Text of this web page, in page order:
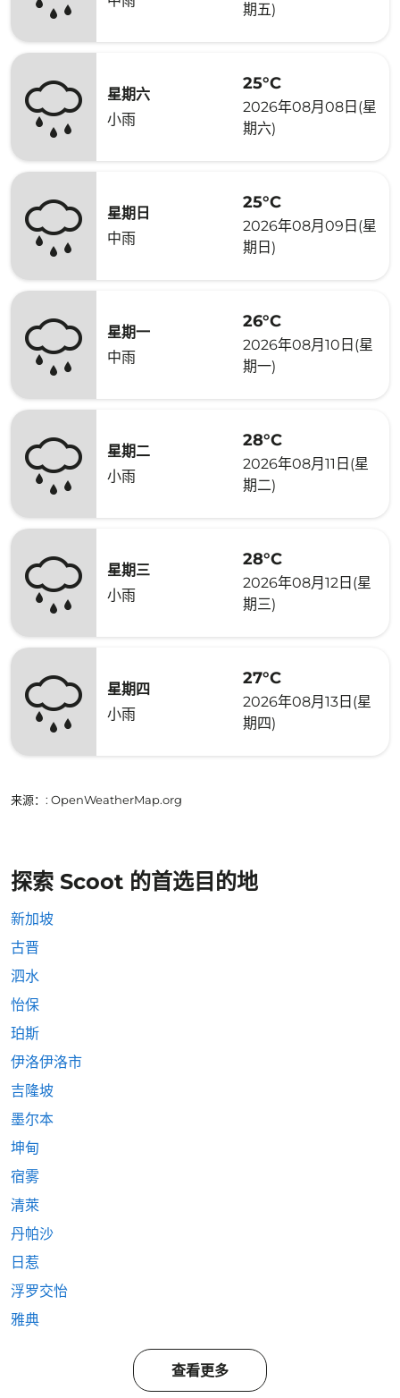
期五)
星期六
小雨
25°C
2026年08月08日(星
期六)
星期日
中雨
25°C
2026年08月09日(星
期日)
星期一
中雨
26°C
2026年08月10日(星
期一)
星期二
小雨
28°C
2026年08月11日(星
期二)
星期三
小雨
28°C
2026年08月12日(星
期三)
星期四
小雨
27°C
2026年08月13日(星
期四)
来源： : OpenWeatherMap.org
探索 Scoot 的首选目的地
新加坡
古晋
泗水
怡保
珀斯
伊洛伊洛市
吉隆坡
墨尔本
坤甸
宿雾
清萊
丹帕沙
日惹
浮罗交怡
雅典
查看更多